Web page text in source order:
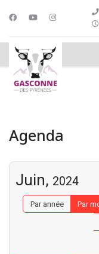
Agenda
Juin, 2024
Par année Par